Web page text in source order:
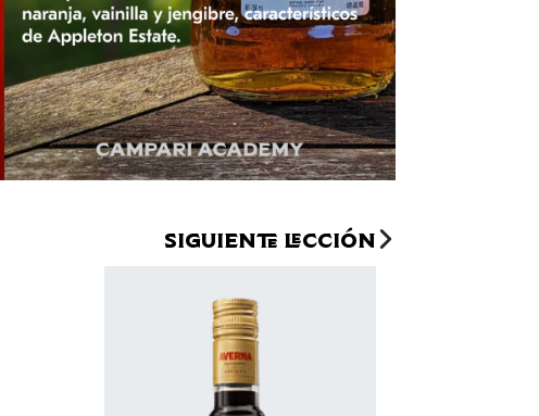
Siguiente lección